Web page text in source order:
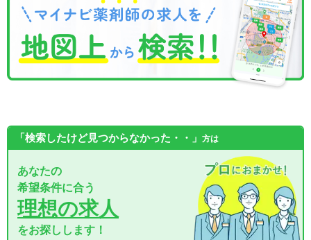
「検索したけど見つからなかった・・」 方は
あなたの
希望条件に合う
理想の求人
をお探しします！